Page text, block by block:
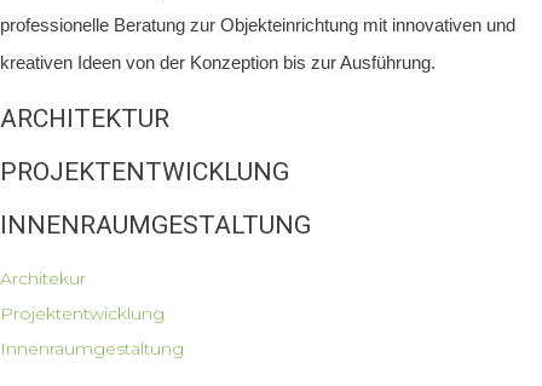
professionelle Beratung zur Objekteinrichtung mit innovativen und
kreativen Ideen von der Konzeption bis zur Ausführung.
ARCHITEKTUR
PROJEKTENTWICKLUNG
INNENRAUMGESTALTUNG
Architekur
Projektentwicklung
Innenraumgestaltung